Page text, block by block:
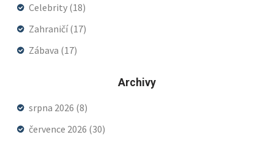
Celebrity (18)
Zahraničí(17)
Zábava (17)
Archivy
srpna 2026 (8)
července 2026 (30)